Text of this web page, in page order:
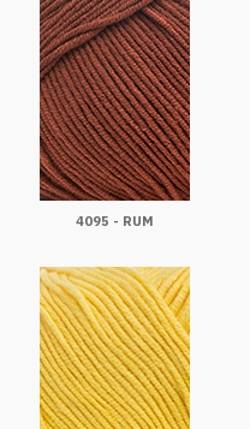
4095 - RUM